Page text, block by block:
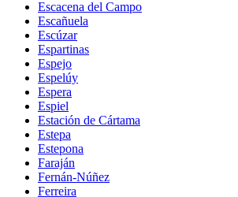
Escacena del Campo
Escañuela
Escúzar
Espartinas
Espejo
Espelúy
Espera
Espiel
Estación de Cártama
Estepa
Estepona
Faraján
Fernán-Núñez
Ferreira